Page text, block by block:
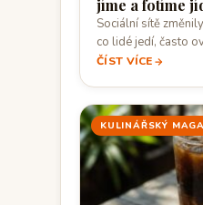
jíme a fotíme
Sociální sítě
co lidé jedí, často
ČÍST VÍCE
KULINÁŘSKÝ